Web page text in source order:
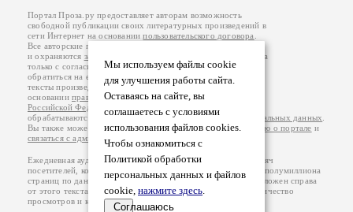
Мы используем файлы cookie
для улучшения работы сайта.
Оставаясь на сайте, вы
соглашаетесь с условиями
использования файлов cookies.
Чтобы ознакомиться с
Политикой обработки
персональных данных и файлов
cookie, нажмите здесь.
Соглашаюсь
Портал Проза.ру предоставляет авторам возможность
свободной публикации своих литературных произведений в
сети Интернет на основаниипользовательского договора
Все авторские права на произведения принадлежат авторам
и охраняются законом
. Перепечатка произведений возможна
только с согласия его автора, к которому вы можете
обратиться на его авторской странице. Ответственность за
тексты произведений авторы несут самостоятельно на
основанииправил публикацииизаконодательства
Российской Федерации
обрабатываются на основанииПолитики обработки персональных данных
Вы также можете посмотреть более подробнуюинформацию о портале и
связаться с администрацией
Ежедневная аудитория портала Проза.ру – порядка 100 тысяч
посетителей, которые в общей сумме просматривают более полумиллиона
страниц по данным счетчика посещаемости, который расположен справа
от этого текста. В каждой графе указано по две цифры: количество
просмотров и количество посетителей.